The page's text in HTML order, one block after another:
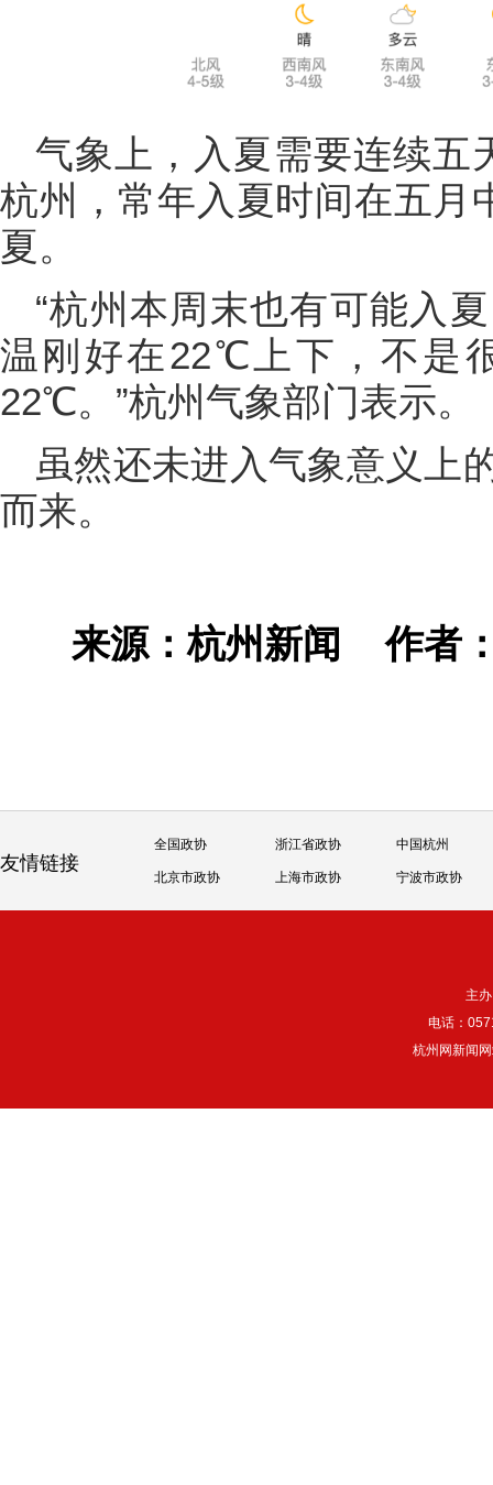
气象上，入夏需要连续
杭州，常年入夏时间在五月
夏。
“杭州本周末也有可能入
温刚好在22℃上下，不是
22℃。”杭州气象部门表示。
虽然还未进入气象意义上
而来。
来源：杭州新闻作者
友情链接
全国政协 浙江省政协 中国杭州
北京市政协 上海市政协 宁波市政协
主
电话：
杭州网新闻